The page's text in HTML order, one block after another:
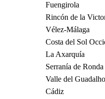
Fuengirola
Rincón de la
Vélez-Málaga
Costa del Sol
La Axarquía
Serranía de Ronda
Valle del
Cádiz